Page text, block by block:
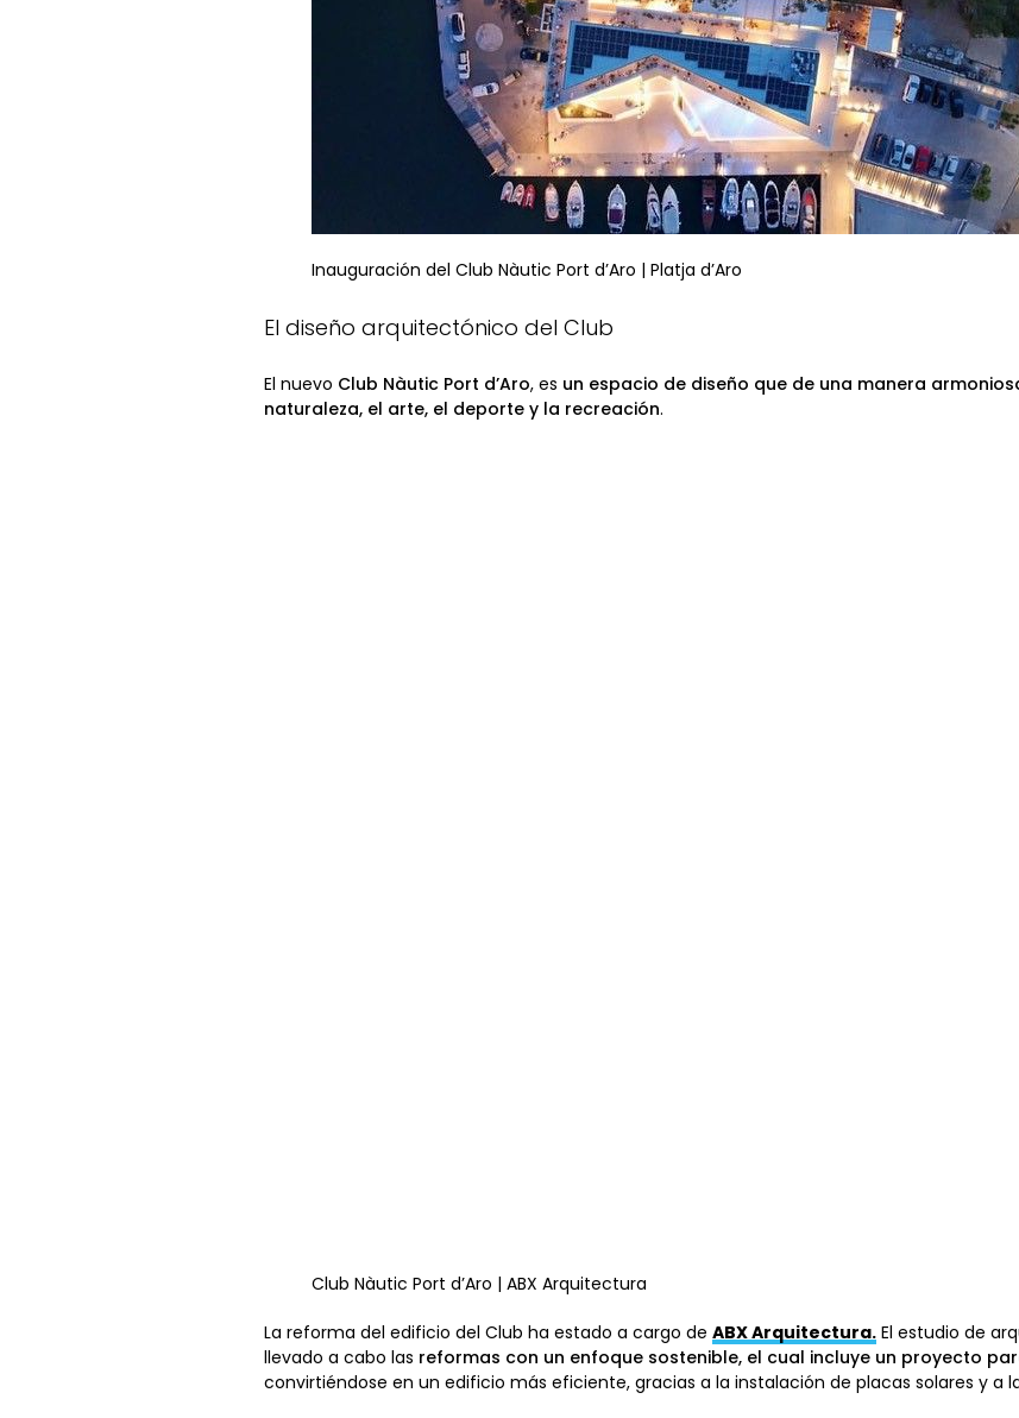
Inauguración del Club Nàutic Port d’Aro | Platja d’Aro
El diseño arquitectónico del Club
El nuevo Club Nàutic Port d’Aro, es un espacio de diseño que de una manera
naturaleza, el arte, el deporte y la recreación.
Club Nàutic Port d’Aro | ABX Arquitectura
La reforma del edificio del Club ha estado a cargo de ABX Arquitectura. El estudio de
llevado a cabo las reformas con un enfoque sostenible, el cual incluye un proyecto
convirtiéndose en un edificio más eficiente, gracias a la instalación de placas solares y a